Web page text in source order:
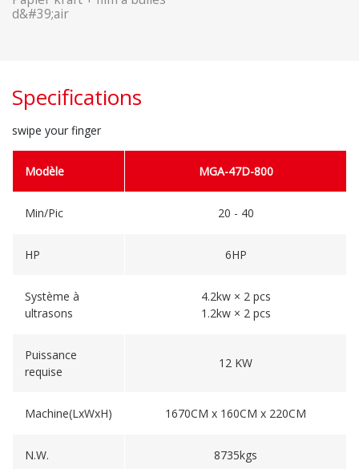
d&#39;air
Specifications
swipe your finger
Modèle MGA-47D-800
Min/Pic 20 - 40
HP 6HP
Système à
ultrasons
4.2kw × 2 pcs
1.2kw × 2 pcs
Puissance
requise
12 KW
Machine(LxWxH) 1670CM x 160CM x 220CM
N.W. 8735kgs